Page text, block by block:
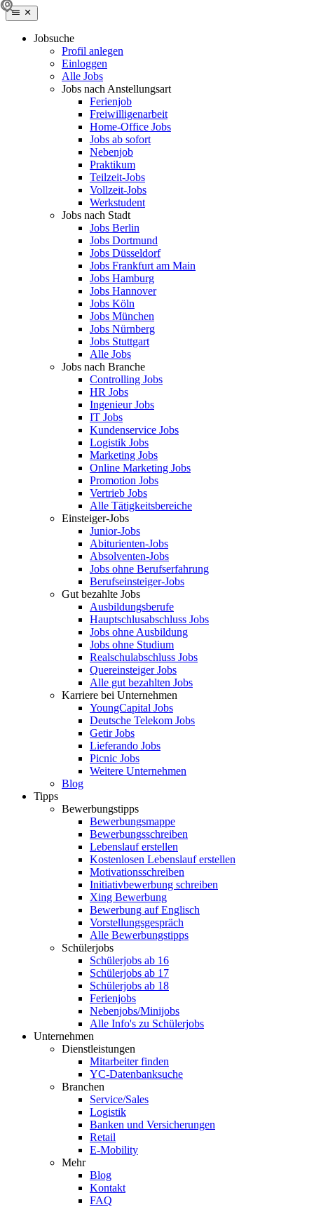
Jobsuche
Profil anlegen
Einloggen
Alle Jobs
Jobs nach Anstellungsart
Ferienjob
Freiwilligenarbeit
Home-Office Jobs
Jobs ab sofort
Nebenjob
Praktikum
Teilzeit-Jobs
Vollzeit-Jobs
Werkstudent
Jobs nach Stadt
Jobs Berlin
Jobs Dortmund
Jobs Düsseldorf
Jobs Frankfurt am Main
Jobs Hamburg
Jobs Hannover
Jobs Köln
Jobs München
Jobs Nürnberg
Jobs Stuttgart
Alle Jobs
Jobs nach Branche
Controlling Jobs
HR Jobs
Ingenieur Jobs
IT Jobs
Kundenservice Jobs
Logistik Jobs
Marketing Jobs
Online Marketing Jobs
Promotion Jobs
Vertrieb Jobs
Alle Tätigkeitsbereiche
Einsteiger-Jobs
Junior-Jobs
Abiturienten-Jobs
Absolventen-Jobs
Jobs ohne Berufserfahrung
Berufseinsteiger-Jobs
Gut bezahlte Jobs
Ausbildungsberufe
Hauptschlusabschluss Jobs
Jobs ohne Ausbildung
Jobs ohne Studium
Realschulabschluss Jobs
Quereinsteiger Jobs
Alle gut bezahlten Jobs
Karriere bei Unternehmen
YoungCapital Jobs
Deutsche Telekom Jobs
Getir Jobs
Lieferando Jobs
Picnic Jobs
Weitere Unternehmen
Blog
Tipps
Bewerbungstipps
Bewerbungsmappe
Bewerbungsschreiben
Lebenslauf erstellen
Kostenlosen Lebenslauf erstellen
Motivationsschreiben
Initiativbewerbung schreiben
Xing Bewerbung
Bewerbung auf Englisch
Vorstellungsgespräch
Alle Bewerbungstipps
Schülerjobs
Schülerjobs ab 16
Schülerjobs ab 17
Schülerjobs ab 18
Ferienjobs
Nebenjobs/Minijobs
Alle Info's zu Schülerjobs
Unternehmen
Dienstleistungen
Mitarbeiter finden
YC-Datenbanksuche
Branchen
Service/Sales
Logistik
Banken und Versicherungen
Retail
E-Mobility
Mehr
Blog
Kontakt
FAQ